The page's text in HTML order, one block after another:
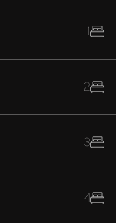
1
2
3
4